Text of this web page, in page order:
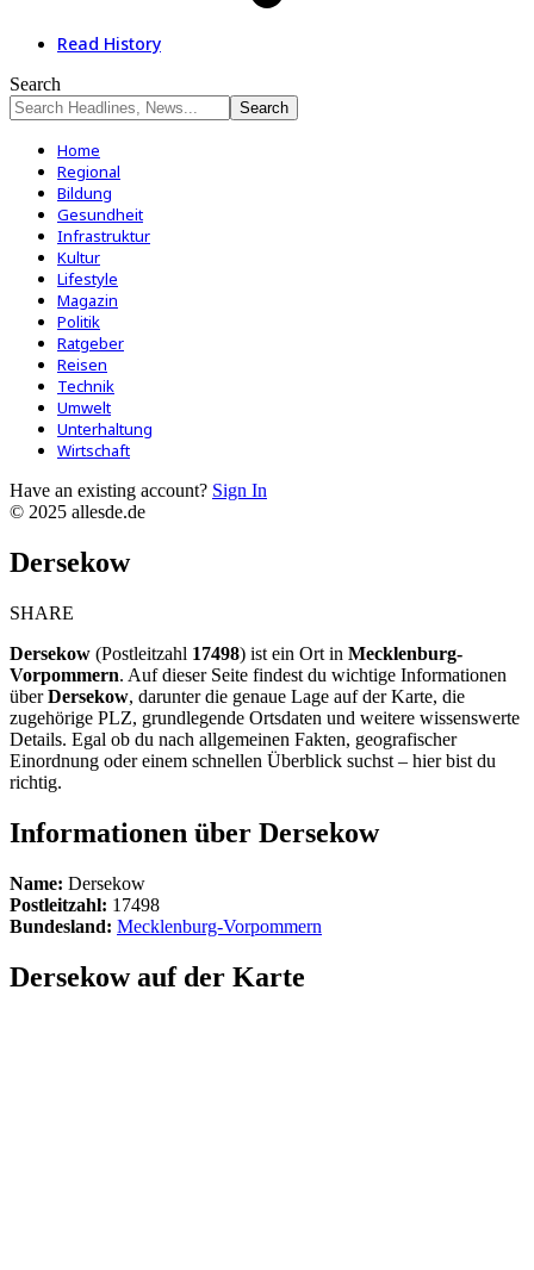
Read History
Search
Home
Regional
Bildung
Gesundheit
Infrastruktur
Kultur
Lifestyle
Magazin
Politik
Ratgeber
Reisen
Technik
Umwelt
Unterhaltung
Wirtschaft
Have an existing account? Sign In
© 2025 allesde.de
Dersekow
SHARE
Dersekow (Postleitzahl 17498) ist ein Ort in Mecklenburg-
Vorpommern. Auf dieser Seite findest du wichtige Informationen
überDersekow, darunter die genaue Lage auf der Karte, die
zugehörige PLZ, grundlegende Ortsdaten und weitere wissenswerte
Details. Egal ob du nach allgemeinen Fakten, geografischer
Einordnung oder einem schnellen Überblick suchst – hier bist du
richtig.
Informationen über Dersekow
Name: Dersekow
Postleitzahl: 17498
Bundesland: Mecklenburg-Vorpommern
Dersekow auf der Karte